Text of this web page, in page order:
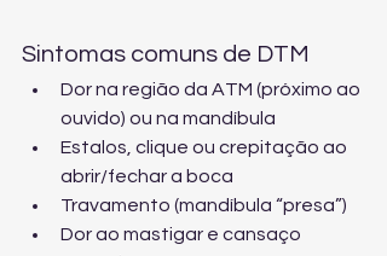
Sintomas comuns de DTM
Dor na região da ATM (próximo ao
ouvido) ou na mandíbula
Estalos, clique ou crepitação ao
abrir/fechar a boca
Travamento (mandíbula “presa”)
Dor ao mastigar e cansaço